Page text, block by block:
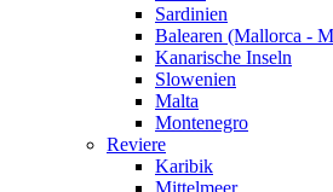
Sardinien
Balearen (Mallorca -
Kanarische Inseln
Slowenien
Malta
Montenegro
Reviere
Karibik